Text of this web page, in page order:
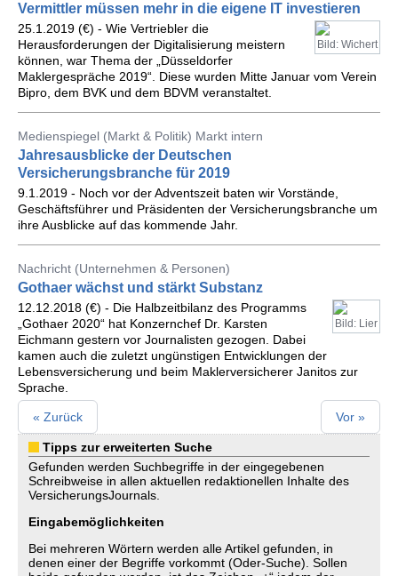
Vermittler müssen mehr in die eigene IT investieren
Bild: Wichert
25.1.2019 (€) - Wie Vertriebler die
Herausforderungen der Digitalisierung meistern
können, war Thema der „Düsseldorfer
Maklergespräche 2019“. Diese wurden Mitte Januar vom Verein
Bipro, dem BVK und dem BDVM veranstaltet.
Medienspiegel (Markt & Politik) Markt intern
Jahresausblicke der Deutschen
Versicherungsbranche für 2019
9.1.2019 - Noch vor der Adventszeit baten wir Vorstände,
Geschäftsführer und Präsidenten der Versicherungsbranche um
ihre Ausblicke auf das kommende Jahr.
Nachricht (Unternehmen & Personen)
Gothaer wächst und stärkt Substanz
Bild: Lier
12.12.2018 (€) - Die Halbzeitbilanz des Programms
„Gothaer 2020“ hat Konzernchef Dr. Karsten
Eichmann gestern vor Journalisten gezogen. Dabei
kamen auch die zuletzt ungünstigen Entwicklungen der
Lebensversicherung und beim Maklerversicherer Janitos zur
Sprache.
« Zurück Vor »
Tipps zur erweiterten Suche
Gefunden werden Suchbegriffe in der eingegebenen
Schreibweise in allen aktuellen redaktionellen Inhalte des
VersicherungsJournals.
Eingabemöglichkeiten
Bei mehreren Wörtern werden alle Artikel gefunden, in
denen einer der Begriffe vorkommt (Oder-Suche). Sollen